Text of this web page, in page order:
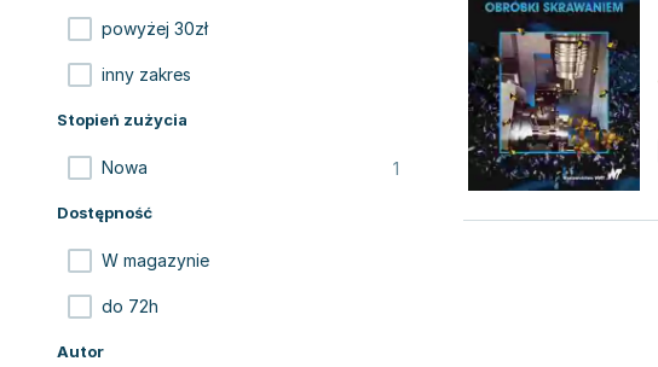
powyżej 30zł
inny zakres
Stopień zużycia
Nowa 1
Dostępność
W magazynie
do 72h
Autor